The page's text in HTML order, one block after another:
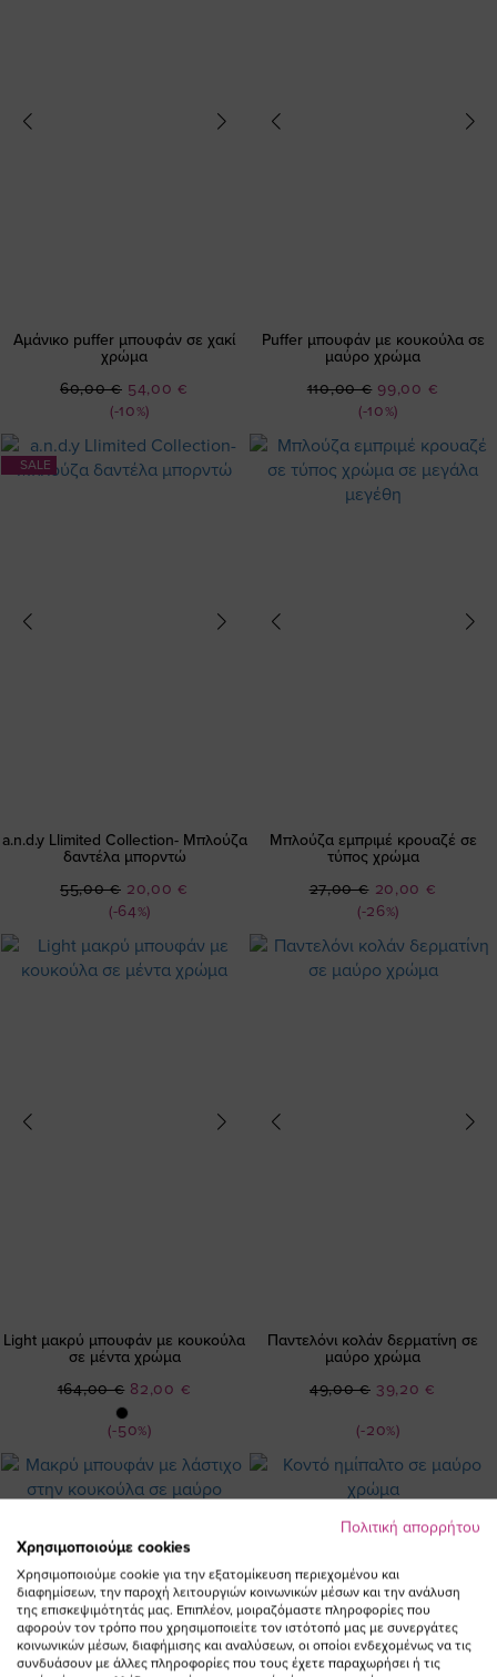
Αμάνικο puffer μπουφάν σε χακί
χρώμα
(-10%)
Ειδική
Τιμή
54,00 €
60,00 €
Puffer μπουφάν με κουκούλα σε
μαύρο χρώμα
(-10%)
Ειδική
Τιμή
99,00 €
110,00 €
SALE
a.n.d.y Llimited Collection- Μπλούζα
δαντέλα μπορντώ
(-64%)
Ειδική
Τιμή
20,00 €
55,00 €
Μπλούζα εμπριμέ κρουαζέ σε
τύπος χρώμα
(-26%)
Ειδική
Τιμή
20,00 €
27,00 €
Light μακρύ μπουφάν με κουκούλα
σε μέντα χρώμα
(-50%)
Ειδική
82,00 €
164,00 €
Παντελόνι κολάν δερματίνη σε
μαύρο χρώμα
(-20%)
Ειδική
39,20 €
49,00 €
Πολιτική απορρήτου
Χρησιμοποιούμε cookies
Χρησιμοποιούμε cookie για την εξατομίκευση περιεχομένου και
διαφημίσεων, την παροχή λειτουργιών κοινωνικών μέσων και την ανάλυση
της επισκεψιμότητάς μας. Επιπλέον, μοιραζόμαστε πληροφορίες που
αφορούν τον τρόπο που χρησιμοποιείτε τον ιστότοπό μας με συνεργάτες
κοινωνικών μέσων, διαφήμισης και αναλύσεων, οι οποίοι ενδεχομένως να τις
συνδυάσουν με άλλες πληροφορίες που τους έχετε παραχωρήσει ή τις